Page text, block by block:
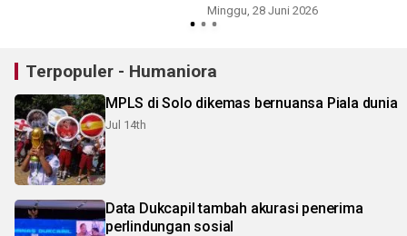
Minggu, 28 Juni 2026
Terpopuler - Humaniora
MPLS di Solo dikemas bernuansa Piala dunia
Jul 14th
Data Dukcapil tambah akurasi penerima
perlindungan sosial